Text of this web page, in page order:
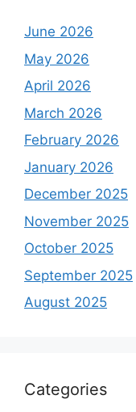
June 2026
May 2026
April 2026
March 2026
February 2026
January 2026
December 2025
November 2025
October 2025
September 2025
August 2025
Categories